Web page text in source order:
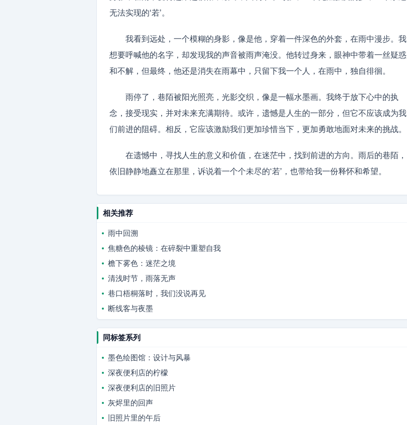
无法实现的‘若’。
我看到远处，一个模糊的身影，像是他，穿着一件深色的外套，在雨中漫步。我
想要呼喊他的名字，却发现我的声音被雨声淹没。他转过身来，眼神中带着一丝疑惑
和不解，但最终，他还是消失在雨幕中，只留下我一个人，在雨中，独自徘徊。
雨停了，巷陌被阳光照亮，光影交织，像是一幅水墨画。我终于放下心中的执
念，接受现实，并对未来充满期待。或许，遗憾是人生的一部分，但它不应该成为我
们前进的阻碍。相反，它应该激励我们更加珍惜当下，更加勇敢地面对未来的挑战。
在遗憾中，寻找人生的意义和价值，在迷茫中，找到前进的方向。雨后的巷陌，
依旧静静地矗立在那里，诉说着一个个未尽的‘若’，也带给我一份释怀和希望。
相关推荐
雨中回溯
焦糖色的棱镜：在碎裂中重塑自我
檐下雾色：迷茫之境
清浅时节，雨落无声
巷口梧桐落时，我们没说再见
断线客与夜墨
同标签系列
墨色绘图馆：设计与风暴
深夜便利店的柠檬
深夜便利店的旧照片
灰烬里的回声
旧照片里的午后